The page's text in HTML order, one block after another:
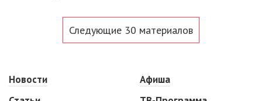
Следующие 30 материалов
Новости
Афиша